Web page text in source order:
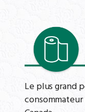
Le plus grand